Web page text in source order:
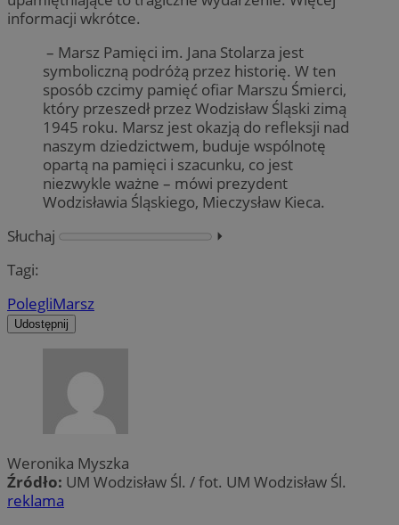
informacji wkrótce.
– Marsz Pamięci im. Jana Stolarza jest
symboliczną podróżą przez historię. W ten
sposób czcimy pamięć ofiar Marszu Śmierci,
który przeszedł przez Wodzisław Śląski zimą
1945 roku. Marsz jest okazją do refleksji nad
naszym dziedzictwem, buduje wspólnotę
opartą na pamięci i szacunku, co jest
niezwykle ważne – mówi prezydent
Wodzisławia Śląskiego, Mieczysław Kieca.
Słuchaj
⏵︎
Tagi:
PolegliMarsz
Udostępnij
Weronika Myszka
Źródło: UM Wodzisław Śl. / fot. UM Wodzisław Śl.
reklama